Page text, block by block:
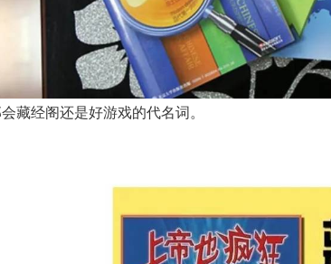
藏经阁还是好游戏的代名词。